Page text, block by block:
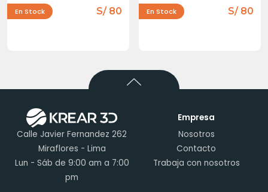
En Stock S/ 80 En Stock S/ 80
Calle Javier Fernandez 262
Miraflores - Lima
Lun - Sáb de 9:00 am a 7:00
pm
Empresa
Nosotros
Contacto
Trabaja con nosotros